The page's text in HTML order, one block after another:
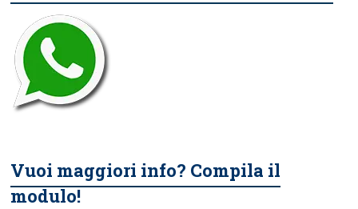
Vuoi maggiori info? Compila il
modulo!